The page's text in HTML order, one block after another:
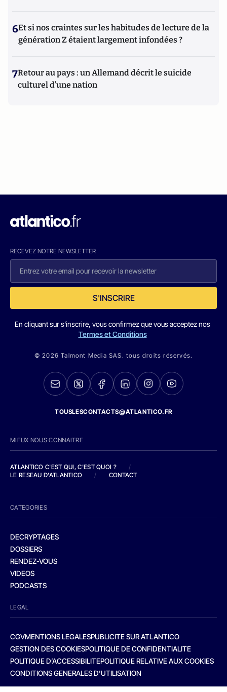
6Et si nos craintes sur les habitudes de lecture de la
génération Z étaient largement infondées ?
7Retour au pays : un Allemand décrit le suicide
culturel d’une nation
RECEVEZ NOTRE NEWSLETTER
S'INSCRIRE
En cliquant sur s'inscrire, vous confirmez que vous acceptez nos
Termes et Conditions
© 2026 Talmont Media SAS. tous droits réservés.
TOUSLESCONTACTS@ATLANTICO.FR
MIEUX NOUS CONNAITRE
ATLANTICO C'EST QUI, C'EST QUOI ?
/
LE RESEAU D'ATLANTICO
/ CONTACT
CATEGORIES
DECRYPTAGES
DOSSIERS
RENDEZ-VOUS
VIDEOS
PODCASTS
LEGAL
CGVMENTIONS LEGALESPUBLICITE SUR ATLANTICO
GESTION DES COOKIESPOLITIQUE DE CONFIDENTIALITE
POLITIQUE D’ACCESSIBILITEPOLITIQUE RELATIVE AUX COOKIES
CONDITIONS GENERALES D’UTILISATION